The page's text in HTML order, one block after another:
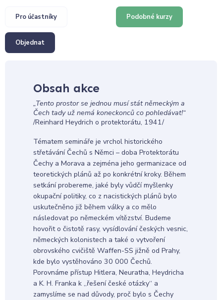
Pro účastníky Podobné kurzy
Objednat
Obsah akce
„Tento prostor se jednou musí stát německým a
Čech tady už nemá koneckonců co pohledávat!“
/Reinhard Heydrich o protektorátu, 1941/
Tématem semináře je vrchol historického
střetávání Čechů s Němci – doba Protektorátu
Čechy a Morava a zejména jeho germanizace od
teoretických plánů až po konkrétní kroky. Během
setkání probereme, jaké byly vůdčí myšlenky
okupační politiky, co z nacistických plánů bylo
uskutečněno již během války a co mělo
následovat po německém vítězství. Budeme
hovořit o čistotě rasy, vysídlování českých vesnic,
německých kolonistech a také o vytvoření
obrovského cvičiště Waffen-SS jižně od Prahy,
kde bylo vystěhováno 30 000 Čechů.
Porovnáme přístup Hitlera, Neuratha, Heydricha
a K. H. Franka k „řešení české otázky“ a
zamyslíme se nad důvody, proč bylo s Čechy